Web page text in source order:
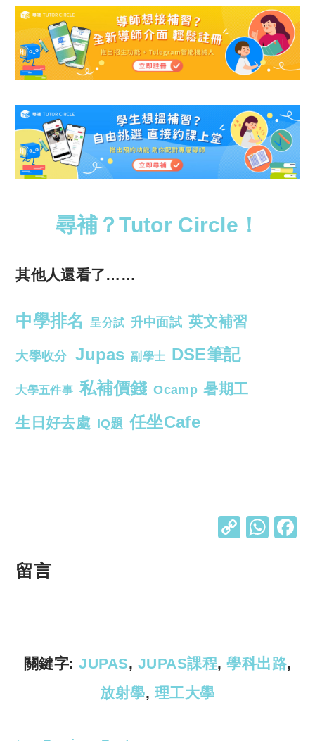
尋補？Tutor Circle！
其他人還看了……
中學排名 呈分試 升中面試 英文補習
大學收分 Jupas 副學士 DSE筆記
大學五件事 私補價錢 Ocamp 暑期工
生日好去處 IQ題 任坐Cafe
C
k
W
p
留言
關鍵字: JUPAS, JUPAS課程, 學科出路,
放射學, 理工大學